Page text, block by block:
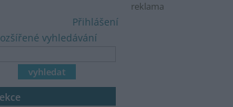
reklama
vyhledávání
Přihlášení